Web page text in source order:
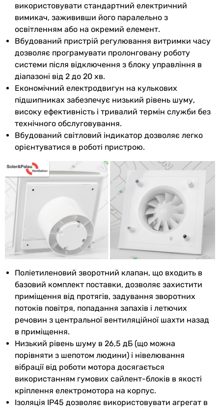
Глибина
патрубка
84.6 мм
Колір білий
Ширина
передньої
панелі
188 мм
Висота
передньої
панелі
188 мм
Глибина
передньої
панелі
44.9 мм
Вага 0.65 кг
Габарити в упаковці
Ширина в
200 мм
Висота в
упаковці
140 мм
Глибина в
упаковці
200 мм
Вага в упаковці 0.56 кг
Гарантія
Гарантія 12 міс.
використовувати стандартний електричний
вимикач, зажививши його паралельно з
освітленням або на окремий елемент.
Вбудований пристрій регулювання витримки часу
дозволяє програмувати пролонговану роботу
системи після відключення з блоку управління в
діапазоні від 2 до 20 хв.
Економічний електродвигун на кулькових
підшипниках забезпечує низький рівень шуму,
високу ефективність і тривалий термін служби без
технічного обслуговування.
Вбудований світловий індикатор дозволяє легко
орієнтуватися в роботі пристрою.
Поліетиленовий зворотний клапан, що входить в
базовий комплект поставки, дозволяє захистити
приміщення від протягів, задування зворотних
потоків повітря, попадання запахів і летючих
речовин з центральної вентиляційної шахти назад
в приміщення.
Низький рівень шуму в 26,5 дБ (що можна
порівняти з шепотом людини) і нівелювання
вібрації від роботи мотора досягається
використанням гумових сайлент-блоків в якості
кріплення електромотора на корпус.
Ізоляція IP45 дозволяє використовувати агрегат в